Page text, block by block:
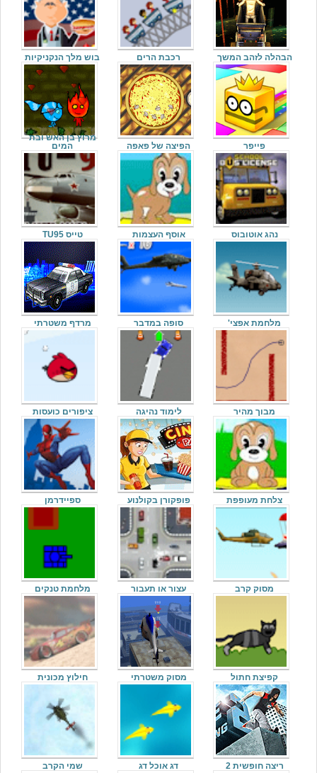
הבהלה לזהב המשך רכבת הרים בוש מלך הנקניקיות
פייפר הפיצה של פאפה
מרוץ בן האש ובת
המים
נהג אוטובוס אוסף העצמות טייס TU95
מלחמת אפצי' סופה במדבר מרדף משטרתי
מבוך מהיר לימוד נהיגה ציפורים כועסות
צלחת מעופפת פופקורן בקולנוע ספיידרמן
מסוק קרב עצור או תעבור מלחמת טנקים
קפיצת חתול מסוק משטרתי חילוץ מכונית
ריצה חופשית 2 דג אוכל דג שמי הקרב